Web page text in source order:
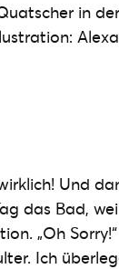
in
Und
das Bad,
„Oh
Ich